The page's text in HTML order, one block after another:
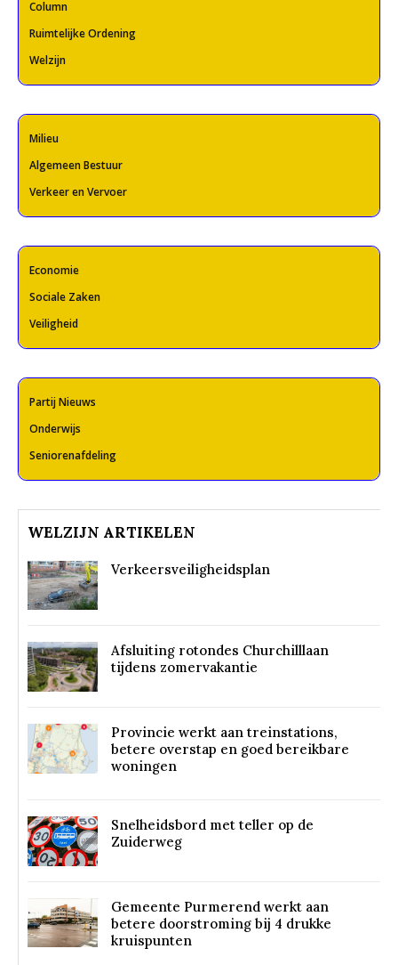
Column
Ruimtelijke Ordening
Welzijn
Milieu
Algemeen Bestuur
Verkeer en Vervoer
Economie
Sociale Zaken
Veiligheid
Partij Nieuws
Onderwijs
Seniorenafdeling
WELZIJN ARTIKELEN
Verkeersveiligheidsplan
Afsluiting rotondes Churchilllaan
tijdens zomervakantie
Provincie werkt aan treinstations,
betere overstap en goed bereikbare
woningen
Snelheidsbord met teller op de
Zuiderweg
Gemeente Purmerend werkt aan
betere doorstroming bij 4 drukke
kruispunten